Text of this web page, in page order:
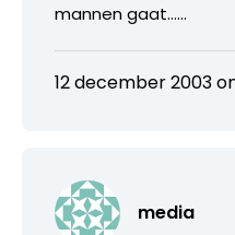
mannen gaat……
12 december 2003
media